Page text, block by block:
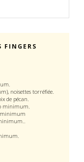
FINGERS
noisettes torréfiée.
de pécan.
minimum.
minimum
.
.